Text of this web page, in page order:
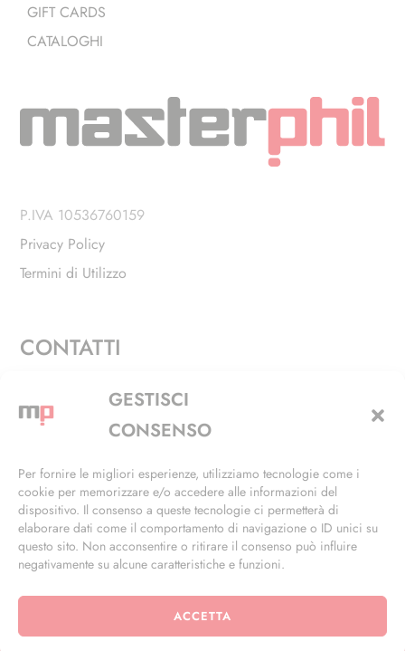
GESTISCI
CONSENSO
Per fornire le migliori esperienze, utilizziamo tecnologie come i
cookie per memorizzare e/o accedere alle informazioni del
dispositivo. Il consenso a queste tecnologie ci permetterà di
elaborare dati come il comportamento di navigazione o ID unici su
questo sito. Non acconsentire o ritirare il consenso può influire
negativamente su alcune caratteristiche e funzioni.
ACCETTA
GIFT CARDS
CATALOGHI
P.IVA 10536760159
Privacy Policy
Termini di Utilizzo
CONTATTI
Via Alfieri, 27 - Trezzano Sul Naviglio (MI)
+39 02 4846 3155
info@masterphil.it